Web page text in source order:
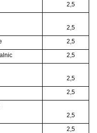
2,5
2,5
2,5
2,5
2,5
2,5
2,5
2,5